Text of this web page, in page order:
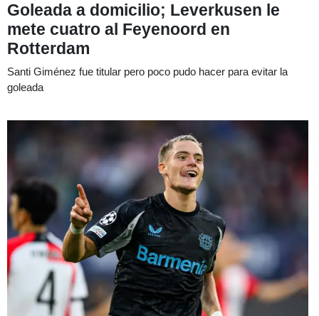
Goleada a domicilio; Leverkusen le
mete cuatro al Feyenoord en
Rotterdam
Santi Giménez fue titular pero poco pudo hacer para evitar la
goleada